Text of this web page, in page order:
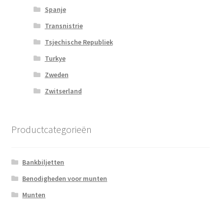
Spanje
Transnistrie
Tsjechische Republiek
Turkye
Zweden
Zwitserland
Productcategorieën
Bankbiljetten
Benodigheden voor munten
Munten